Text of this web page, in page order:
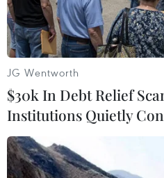
JG Wentworth
$30k In Debt Relief
Institutions Quietly